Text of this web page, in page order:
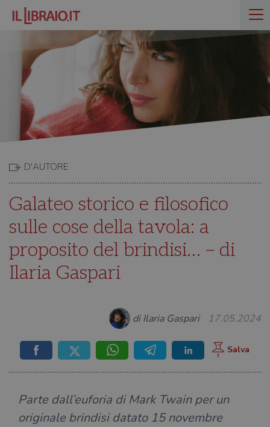
D'AUTORE
Galateo storico e filosofico
sulle cose della tavola: a
proposito del brindisi… – di
Ilaria Gaspari
di Ilaria Gaspari 17.05.2024
Parte dall’euforia di Mark Twain per un
originale brindisi datato 15 novembre